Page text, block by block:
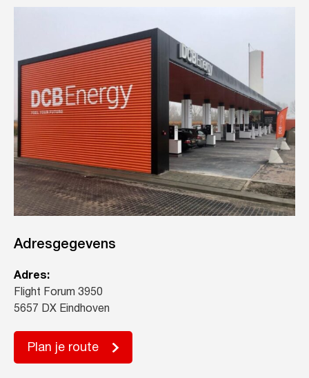
Adresgegevens
Adres:
Flight Forum 3950
5657 DX Eindhoven
Plan je route